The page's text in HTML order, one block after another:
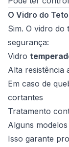
O Vidro do
Sim. O vidro do
segurança:
Vidro
Alta resistência
Em caso de
cortantes
Tratamento
Alguns
Isso garante